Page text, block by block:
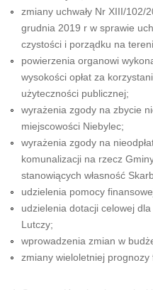
zmiany uchwały Nr XIII/102/
grudnia 2019 r w sprawie
czystości i porządku na
powierzenia organowi
wysokości opłat za
użyteczności publicznej;
wyrażenia zgody na zbycie
miejscowości Niebylec;
wyrażenia zgody na
komunalizacji na rzecz
stanowiących własność
udzielenia pomocy
udzielenia dotacji celowej
Lutczy;
wprowadzenia zmian w
zmiany wieloletniej prognozy